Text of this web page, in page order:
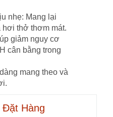
nhẹ: Mang lại
hơi thở thơm mát.
giảm nguy cơ
cân bằng trong
mang theo và
Đặt Hàng